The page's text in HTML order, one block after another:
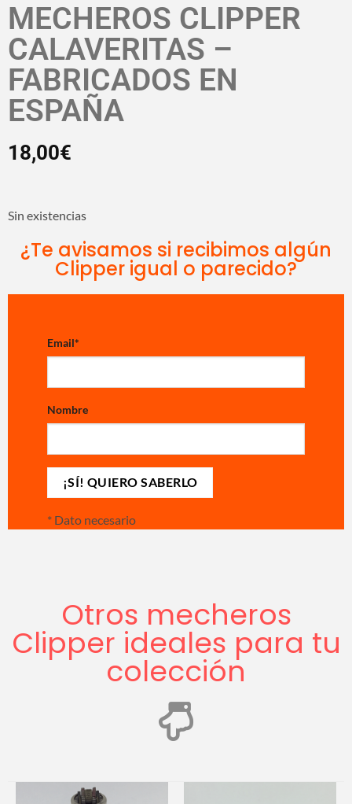
MECHEROS CLIPPER
CALAVERITAS –
FABRICADOS EN
ESPAÑA
18,00€
Sin existencias
¿Te avisamos si recibimos algún
Clipper igual o parecido?
Email*
Nombre
* Dato necesario
Otros mecheros
Clipper ideales para tu
colección